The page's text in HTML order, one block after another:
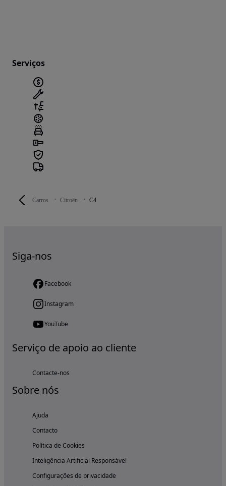
Carros Citroën C4
Serviços
Siga-nos
Facebook
Instagram
YouTube
Serviço de apoio ao cliente
Contacte-nos
Sobre nós
Ajuda
Contacto
Política de Cookies
Inteligência Artificial Responsável
Configurações de privacidade